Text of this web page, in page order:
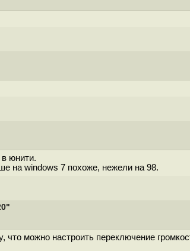
в юнити.
на windows 7 похоже, нежели на 98.
что можно настроить переключение